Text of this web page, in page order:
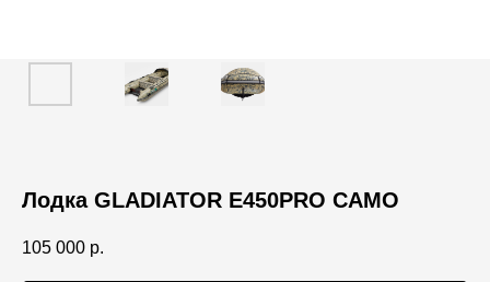
Лодка GLADIATOR E450PRO CAMO
105 000 р.